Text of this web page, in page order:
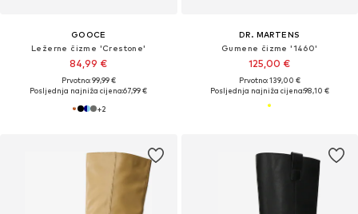
GOOCE
Ležerne čizme 'Crestone'
84,99 €
Prvotno: 99,99 €
Posljednja najniža cijena:67,99 €
+2
DR. MARTENS
Gumene čizme '1460'
125,00 €
Prvotno: 139,00 €
Posljednja najniža cijena:98,10 €